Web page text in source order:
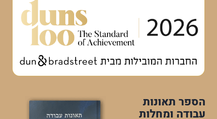
הספר תאונות
עבודה ומחלות